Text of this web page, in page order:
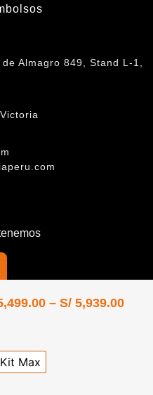
– S/5,939.00
Kit Max
Kit Max
Almagro 849, Stand L-1,